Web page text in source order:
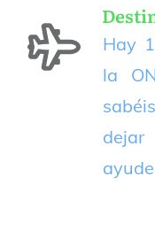
Hay
la